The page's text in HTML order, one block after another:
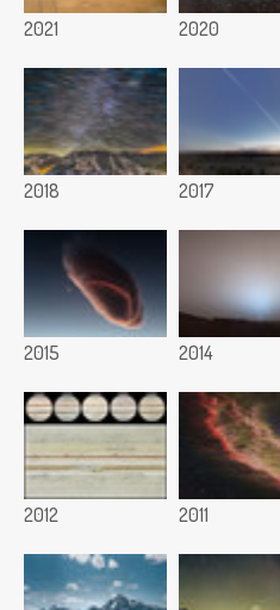
2021 2020
2018 2017
2015 2014
2012 2011